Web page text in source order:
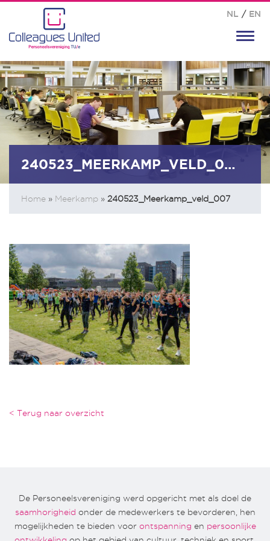
NL / EN
240523_MEERKAMP_VELD_007
Home » Meerkamp » 240523_Meerkamp_veld_007
< Terug naar overzicht
De Personeelsvereniging werd opgericht met als doel de
saamhorigheid onder de medewerkers te bevorderen, hen
mogelijkheden te bieden voor ontspanning en persoonlijke